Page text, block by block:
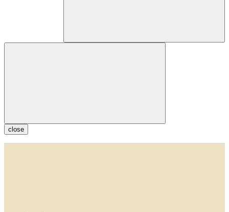
close